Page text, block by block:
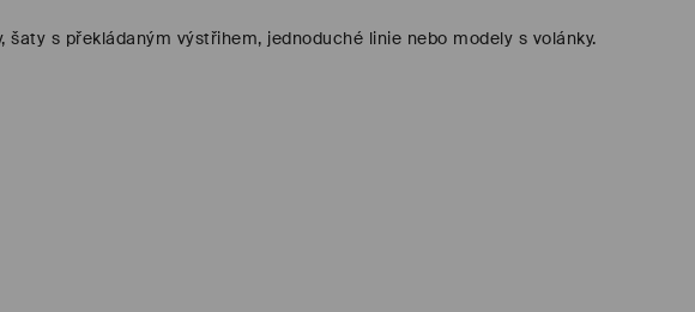
s překládaným výstřihem, jednoduché linie nebo modely s volánky.